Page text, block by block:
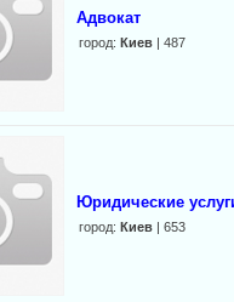
Адвокат
город: Киев| 487
Юридические
город: Киев| 653